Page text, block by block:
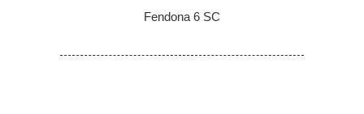
Fendona 6 SC